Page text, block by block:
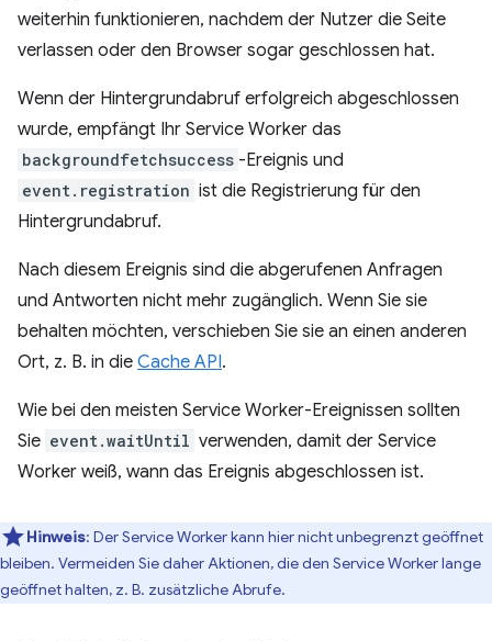
weiterhin funktionieren, nachdem der Nutzer die Seite
verlassen oder den Browser sogar geschlossen hat.
Wenn der Hintergrundabruf erfolgreich abgeschlossen
wurde, empfängt Ihr Service Worker das
backgroundfetchsuccess -Ereignis und
event.registration ist die Registrierung für den
Hintergrundabruf.
Nach diesem Ereignis sind die abgerufenen Anfragen
und Antworten nicht mehr zugänglich. Wenn Sie sie
behalten möchten, verschieben Sie sie an einen anderen
Ort, z. B. in die Cache API.
Wie bei den meisten Service Worker-Ereignissen sollten
Sie event.waitUntil verwenden, damit der Service
Worker weiß, wann das Ereignis abgeschlossen ist.
Hinweis: Der Service Worker kann hier nicht unbegrenzt geöffnet
bleiben. Vermeiden Sie daher Aktionen, die den Service Worker lange
geöffnet halten, z. B. zusätzliche Abrufe.